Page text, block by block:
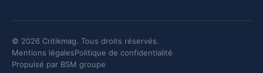
© 2026 Critikmag. Tous droits réservés.
Mentions légalesPolitique de confidentialité
Propulsé par BSM groupe